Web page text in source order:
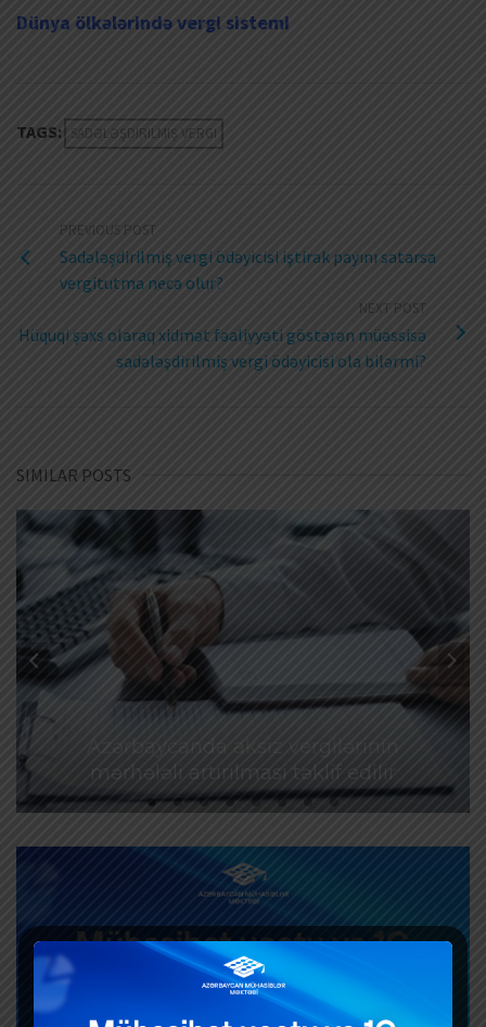
Dünya ölkələrində vergi sistemi
TAGS: SADƏLƏŞDIRILMIŞ VERGI
PREVIOUS POST
Sadələşdirilmiş vergi ödəyicisi iştirak payını satarsa
vergitutma necə olur?
NEXT POST
Hüquqi şəxs olaraq xidmət fəaliyyəti göstərən müəssisə
sadələşdirilmiş vergi ödəyicisi ola bilərmi?
SIMILAR POSTS
Azərbaycanda aksiz vergilərinin
mərhələli artırılması təklif edilir